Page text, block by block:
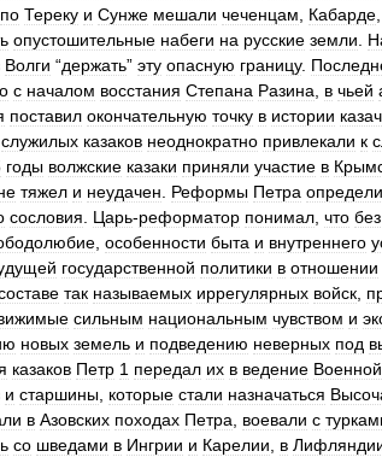
по Тереку и Сунже мешали чеченцам Кабарде
опустошительные набеги на русские земли
Волги “держать” эту опасную границу.
с началом восстания Степана Разина в чьей
поставил окончательную точку в истории
служилых казаков неоднократно привлекали к
годы волжские казаки приняли участие в
тяжел и неудачен Реформы Петра
сословия Царь-реформатор понимал что без
особенности быта и внутреннего
государственной политики в отношении
так называемых иррегулярных войск
сильным национальным чувством и
новых земель и подведению неверных под
казаков Петр 1 передал их в ведение Военной
и старшины которые стали назначаться
в Азовских походах Петра воевали с
со шведами в Ингрии и Карелии в